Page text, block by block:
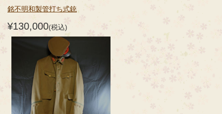
銘不明和製管打ち式銃
¥130,000(税込)